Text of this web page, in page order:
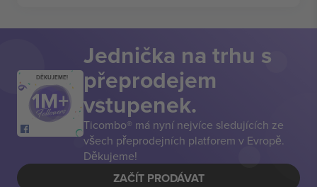
DĚKUJEME!
Jednička na trhu s
přeprodejem
vstupenek.
Ticombo® má nyní nejvíce sledujících ze
všech přeprodejních platforem v Evropě.
Děkujeme!
ZAČÍT PRODÁVAT